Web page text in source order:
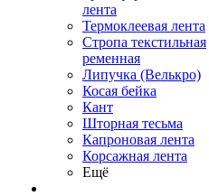
лента
Термоклеевая лента
Стропа текстильная
ременная
Липучка (Велькро)
Косая бейка
Кант
Шторная тесьма
Капроновая лента
Корсажная лента
Ещё